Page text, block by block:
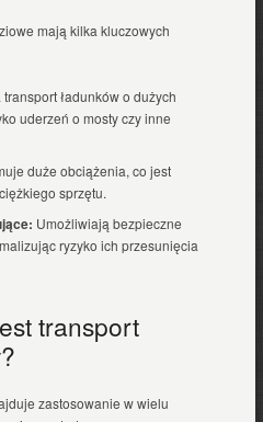
mają kilka kluczowych
ładunków o dużych
uderzeń o mosty czy inne
duże obciążenia, co jest
sprzętu.
Umożliwiają bezpieczne
ryzyko ich przesunięcia
transport
zastosowanie w wielu